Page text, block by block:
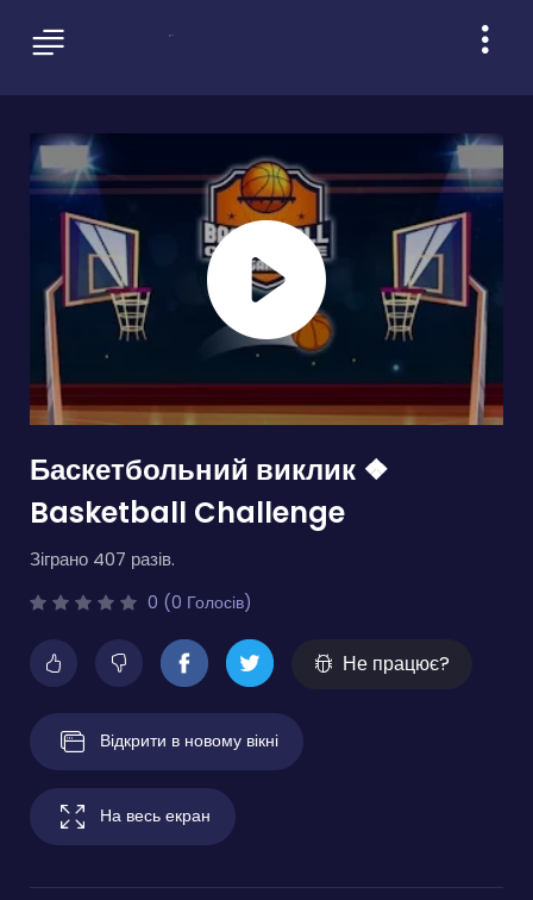
Баскетбольний виклик ❖
Basketball Challenge
Зіграно 407 разів.
0 (0 Голосів)
Не працює?
Відкрити в новому вікні
На весь екран